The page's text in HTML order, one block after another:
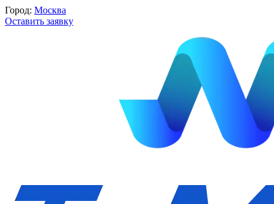
Город: Москва
Оставить заявку